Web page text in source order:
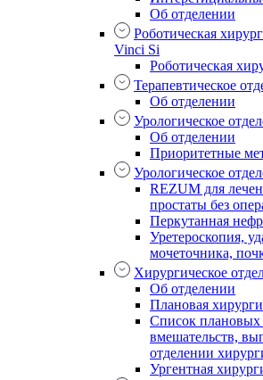
Об отделении
Роботическая
Vinci Si
Роботическая
Терапевтическое
Об отделении
Урологическое
Об отделении
Приоритетные
Урологическое
REZUM для
простаты без
Перкутанная
Уретероскопия,
мочеточника,
Хирургическое
Об отделении
Плановая
Список плановых
вмешательств,
отделении
Ургентная